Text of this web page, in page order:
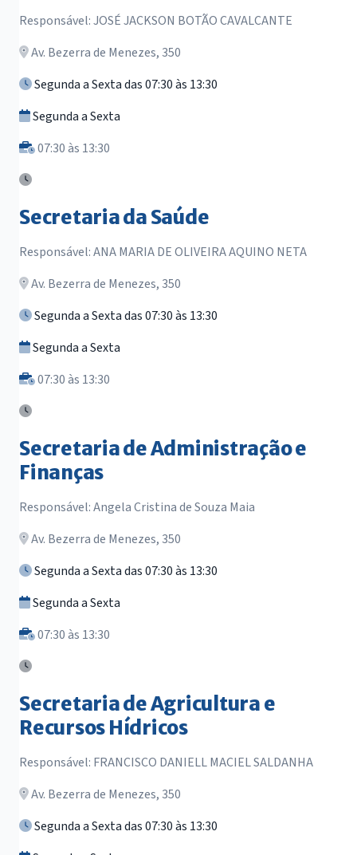
Responsável: JOSÉ JACKSON BOTÃO CAVALCANTE
Av. Bezerra de Menezes, 350
Segunda a Sexta das 07:30 às 13:30
Segunda a Sexta
07:30 às 13:30
Secretaria da Saúde
Responsável: ANA MARIA DE OLIVEIRA AQUINO NETA
Av. Bezerra de Menezes, 350
Segunda a Sexta das 07:30 às 13:30
Segunda a Sexta
07:30 às 13:30
Secretaria de Administração e
Finanças
Responsável: Angela Cristina de Souza Maia
Av. Bezerra de Menezes, 350
Segunda a Sexta das 07:30 às 13:30
Segunda a Sexta
07:30 às 13:30
Secretaria de Agricultura e
Recursos Hídricos
Responsável: FRANCISCO DANIELL MACIEL SALDANHA
Av. Bezerra de Menezes, 350
Segunda a Sexta das 07:30 às 13:30